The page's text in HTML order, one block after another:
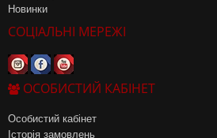
Новинки
СОЦІАЛЬНІ МЕРЕЖІ
ОСОБИСТИЙ КАБІНЕТ
Особистий кабінет
Історія замовлень